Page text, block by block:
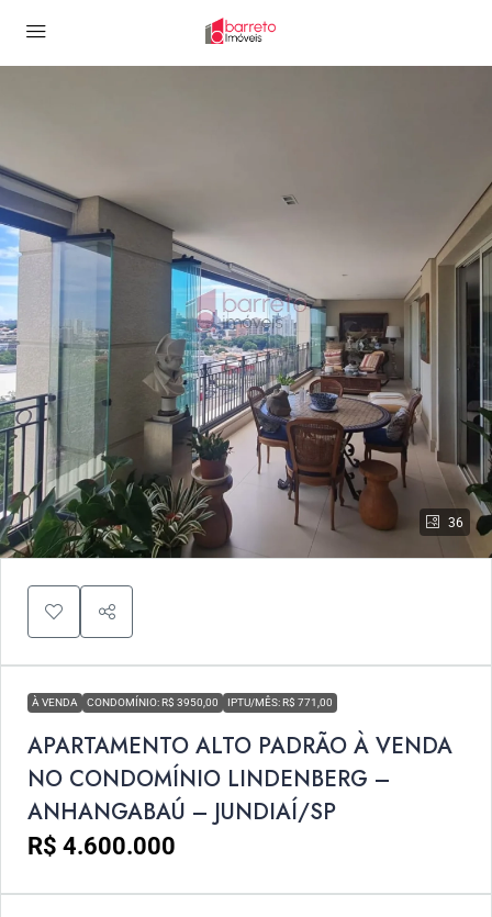
36
À VENDA CONDOMÍNIO: R$ 3950,00 IPTU/MÊS: R$ 771,00
APARTAMENTO ALTO PADRÃO À VENDA
NO CONDOMÍNIO LINDENBERG –
ANHANGABAÚ – JUNDIAÍ/SP
R$ 4.600.000